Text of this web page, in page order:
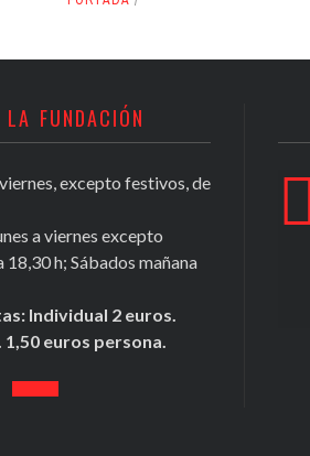
FUNDACIÓN
excepto festivos, de
a viernes excepto
h; Sábados mañana
Individual 2 euros.
1,50 euros persona.
Guadix y comarca, ficha nº
exiliado
t.co/Tx2b2DL4i3
16, 2020